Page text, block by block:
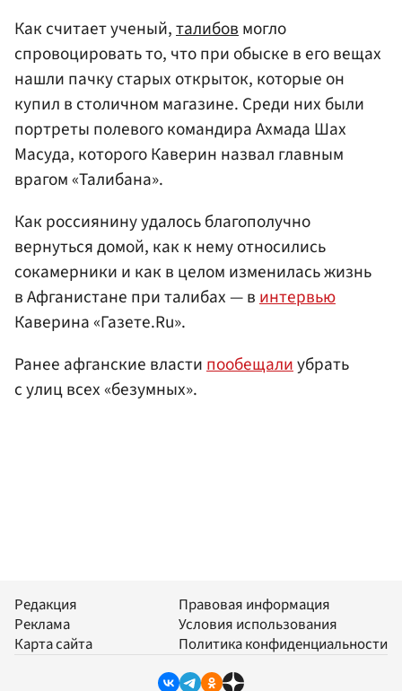
Как считает ученый,талибовмогло
спровоцировать то, что при обыске в его вещах
нашли пачку старых открыток, которые он
купил в столичном магазине. Среди них были
портреты полевого командира Ахмада Шах
Масуда, которого Каверин назвал главным
врагом «Талибана».
Как россиянину удалось благополучно
вернуться домой, как к нему относились
сокамерники и как в целом изменилась жизнь
в Афганистане при талибах — винтервью
Каверина «Газете.Ru».
Ранее афганские властипообещалиубрать
с улиц всех «безумных».
Редакция
Реклама
Карта сайта
Правовая информация
Условия использования
Политика конфиденциальности